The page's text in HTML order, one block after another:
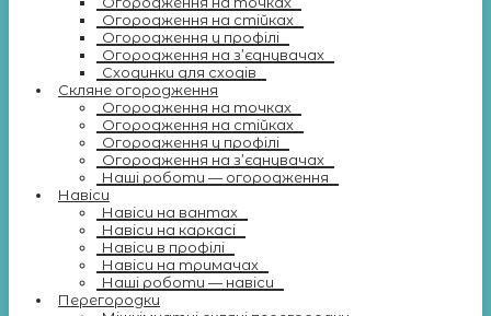
Огородження на стійках
Огородження у профілі
Огородження на з’єднувачах
Сходинки для сходів
Скляне огородження
Огородження на точках
Огородження на стійках
Огородження у профілі
Огородження на з’єднувачах
Наші роботи — огородження
Навіси
Навіси на вантах
Навіси на каркасі
Навіси в профілі
Навіси на тримачах
Наші роботи — навіси
Перегородки